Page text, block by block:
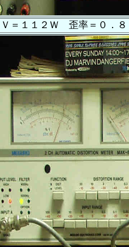
＝１１２Ｗ 歪率＝０．